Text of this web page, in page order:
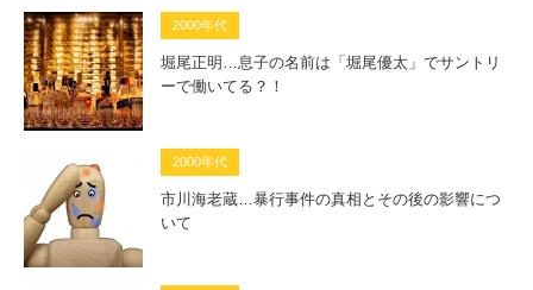
2000年代
堀尾正明…息子の名前は「堀尾優太」でサントリ
ーで働いてる？！
2000年代
市川海老蔵…暴行事件の真相とその後の影響につ
いて